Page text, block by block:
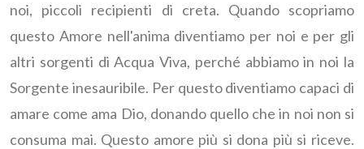
noi, piccoli recipienti di creta. Quando scopriamo
questo Amore nell'anima diventiamo per noi e per gli
altri sorgenti di Acqua Viva, perché abbiamo in noi la
Sorgente inesauribile. Per questo diventiamo capaci di
amare come ama Dio, donando quello che in noi non si
consuma mai. Questo amore più si dona più si riceve.